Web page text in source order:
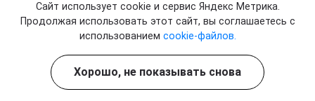
Часто задаваемые вопросы
Сайт использует cookie и сервис Яндекс Метрика.
Продолжая использовать этот сайт, вы соглашаетесь с
использованием cookie-файлов.
Хорошо, не показывать снова